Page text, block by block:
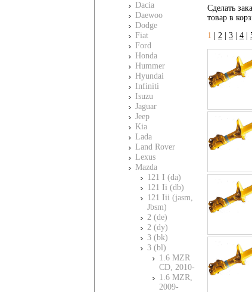
Dacia
Daewoo
Dodge
Fiat
Ford
Honda
Hummer
Hyundai
Infiniti
Isuzu
Jaguar
Jeep
Kia
Lada
Land Rover
Lexus
Mazda
121 I (da)
121 Ii (db)
121 Iii (jasm,
Jbsm)
2 (de)
2 (dy)
3 (bk)
3 (bl)
1.6 MZR
CD, 2010-
1.6 MZR,
2009-
Сделать
товар в
1
2 3 4